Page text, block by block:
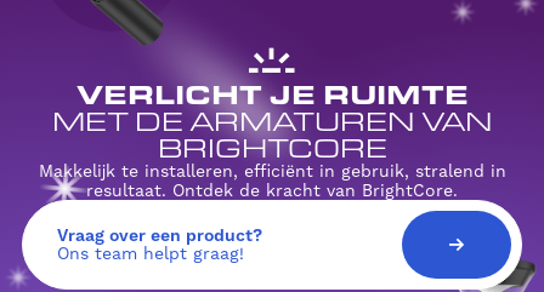
VERLICHT JE RUIMTE
MET DE ARMATUREN VAN
BRIGHTCORE
Makkelijk te installeren, efficiënt in gebruik, stralend in
resultaat. Ontdek de kracht van BrightCore.
Vraag over een product?
Ons team helpt graag!